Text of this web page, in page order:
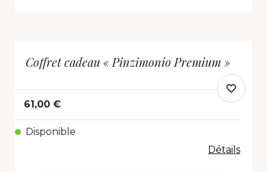
Coffret cadeau « Pinzimonio Premium »
61,00 €
Disponible
Détails